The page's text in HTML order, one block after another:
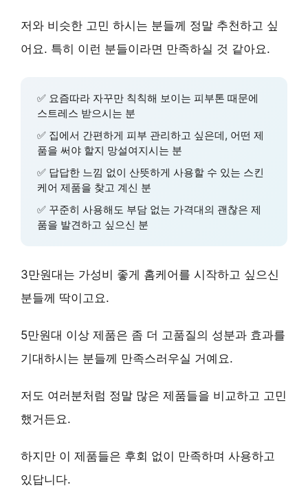
저와 비슷한 고민 하시는 분들께 정말 추천하고 싶
어요. 특히 이런 분들이라면 만족하실 것 같아요.
✅ 요즘따라 자꾸만 칙칙해 보이는 피부톤 때문에
스트레스 받으시는 분
✅ 집에서 간편하게 피부 관리하고 싶은데, 어떤 제
품을 써야 할지 망설여지시는 분
✅ 답답한 느낌 없이 산뜻하게 사용할 수 있는 스킨
케어 제품을 찾고 계신 분
✅ 꾸준히 사용해도 부담 없는 가격대의 괜찮은 제
품을 발견하고 싶으신 분
3만원대는 가성비 좋게 홈케어를 시작하고 싶으신
분들께 딱이고요.
5만원대 이상 제품은 좀 더 고품질의 성분과 효과를
기대하시는 분들께 만족스러우실 거예요.
저도 여러분처럼 정말 많은 제품들을 비교하고 고민
했거든요.
하지만 이 제품들은 후회 없이 만족하며 사용하고
있답니다.